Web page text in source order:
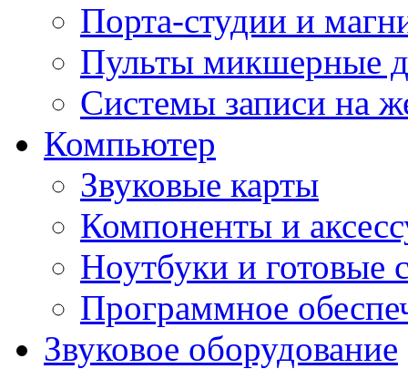
Порта-студии и
Пульты микшерные
Системы записи на
Компьютер
Звуковые карты
Компоненты и
Ноутбуки и готовые
Программное
Звуковое оборудование